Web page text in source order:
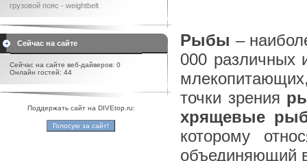
грузовой пояс - weightbelt
Сейчас на сайте
Сейчас на сайте веб-дайверов: 0
Онлайн гостей: 44
Поддержать сайт на DIVEtop.ru:
Рыбы –
000 различных
точки зрения
хрящевые
которому
объединяющий